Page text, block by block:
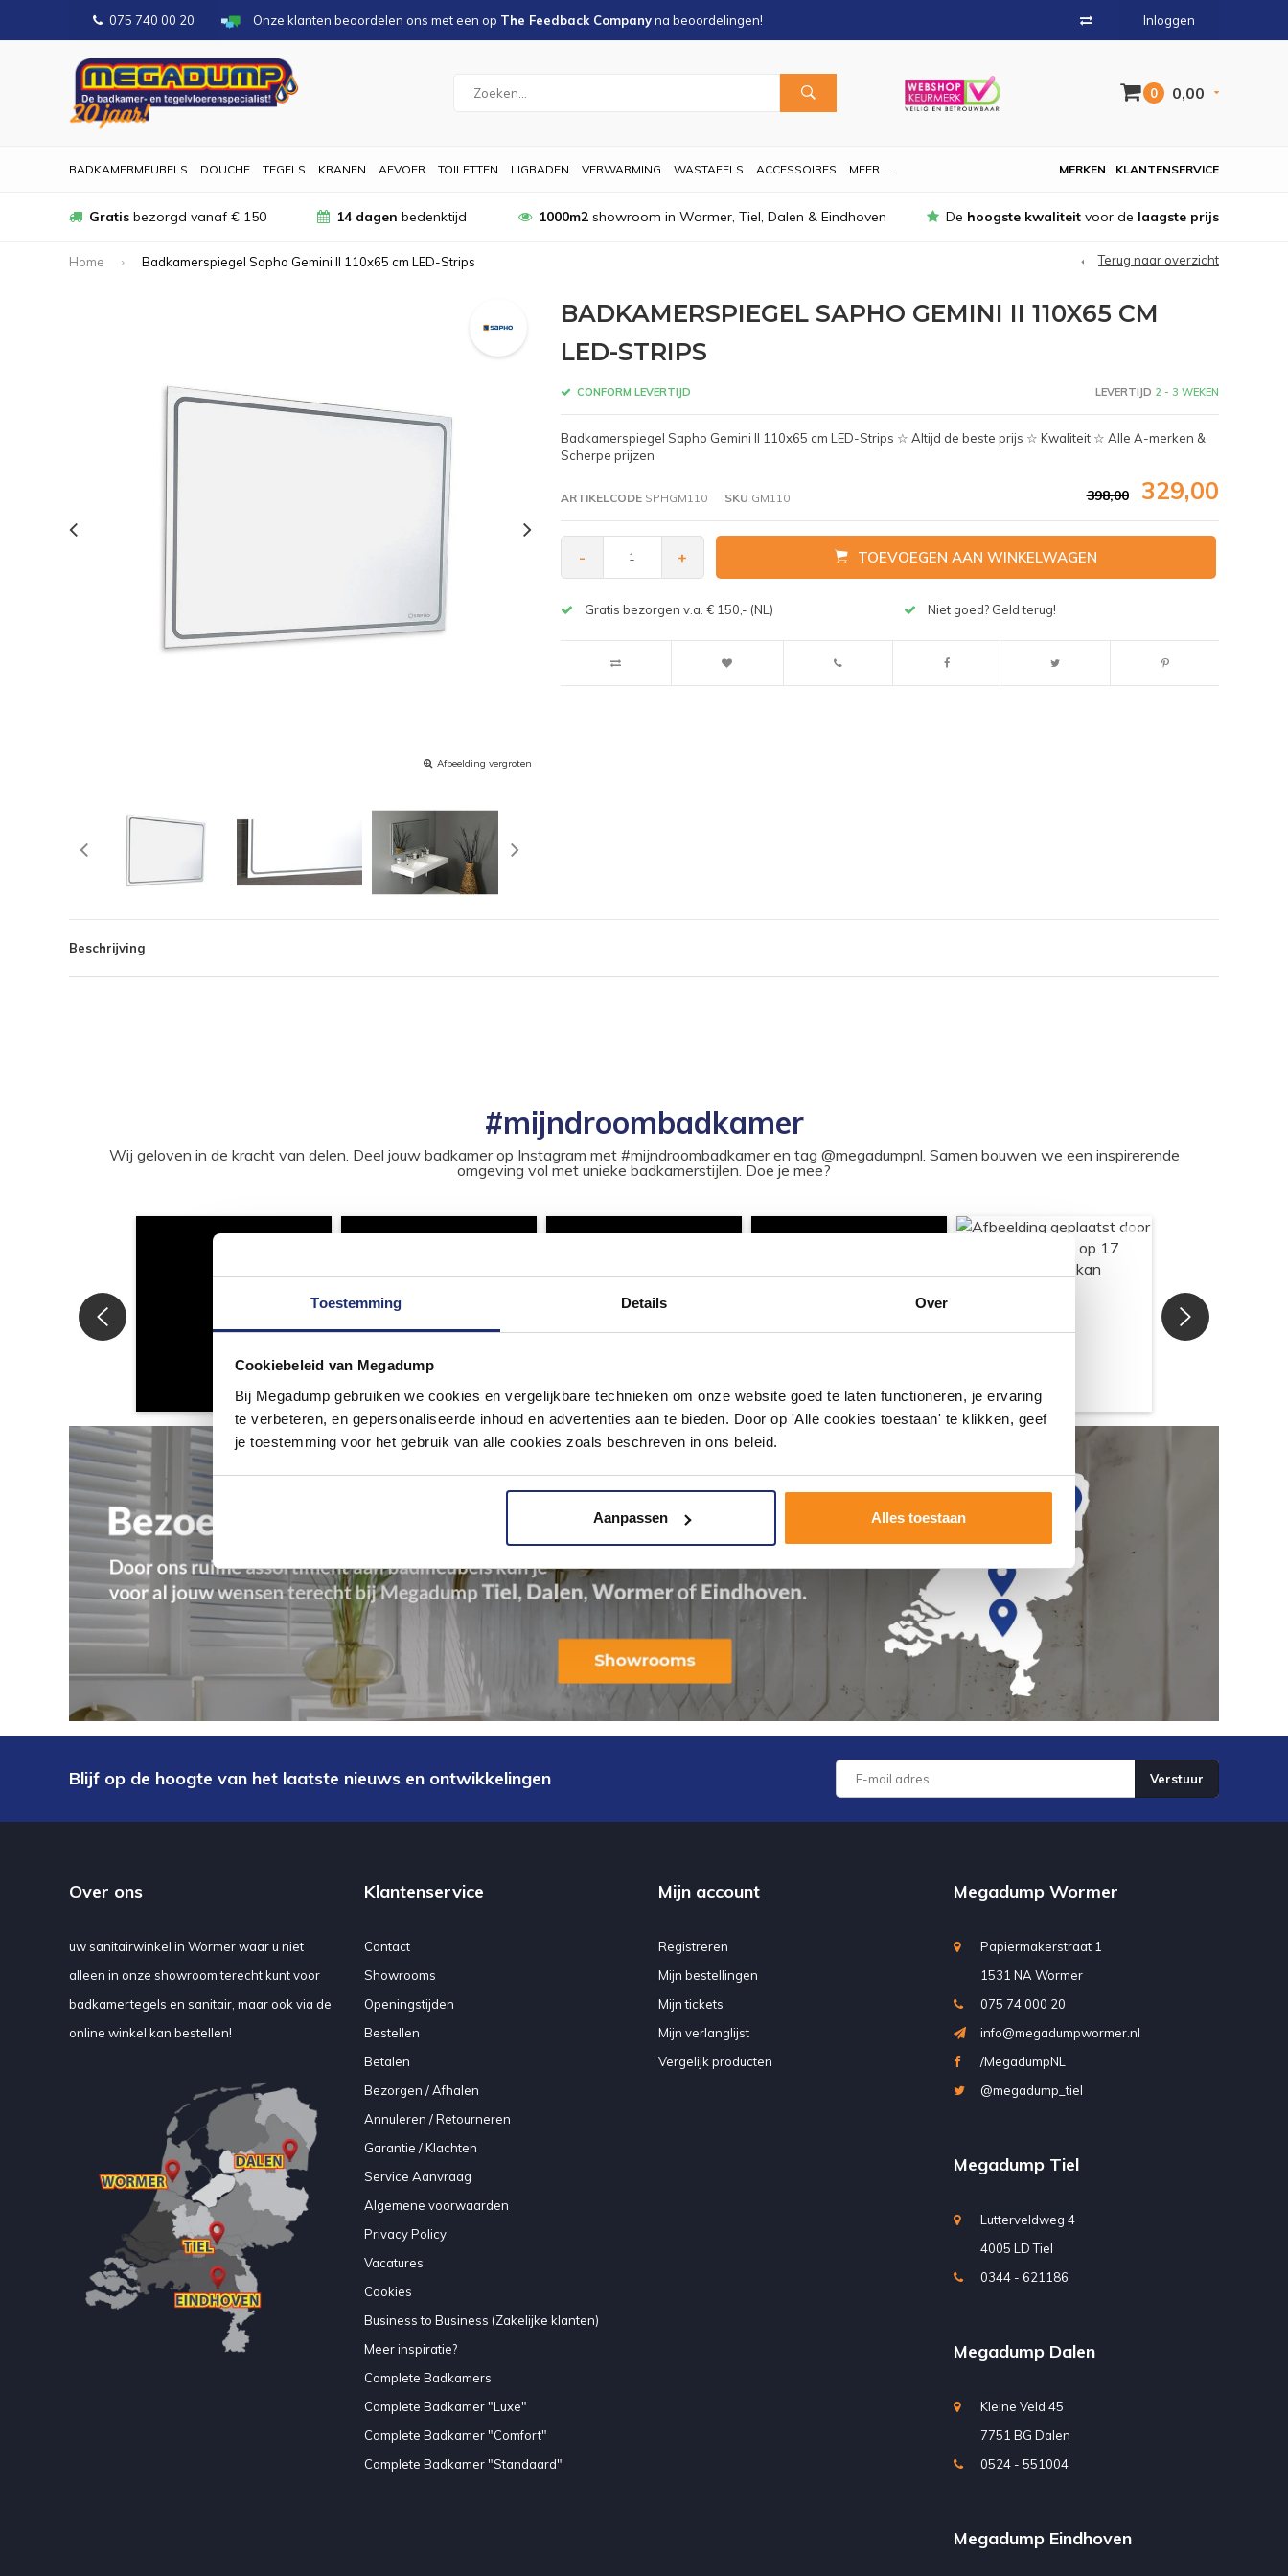
Toestemming Details Over
Cookiebeleid van Megadump
Bij Megadump gebruiken we cookies en vergelijkbare technieken om onze website goed te laten functioneren, je ervaring
te verbeteren, en gepersonaliseerde inhoud en advertenties aan te bieden. Door op 'Alle cookies toestaan' te klikken, geef
je toestemming voor het gebruik van alle cookies zoals beschreven in ons beleid.
Aanpassen Alles toestaan
075 740 00 20 Onze klanten beoordelen ons met een op The Feedback Companyna beoordelingen! Inloggen
0 0,00
BADKAMERMEUBELS DOUCHE TEGELS KRANEN AFVOER TOILETTEN LIGBADEN VERWARMING WASTAFELS ACCESSOIRES MEER.... KLANTENSERVICE
MERKEN
Gratis bezorgd vanaf € 150 14 dagen bedenktijd 1000m2showroom in Wormer, Tiel, Dalen & Eindhoven De hoogste kwaliteit voor de laagste prijs
Home Badkamerspiegel Sapho Gemini II 110x65 cm LED-Strips Terug naar overzicht
Afbeelding vergroten
BADKAMERSPIEGEL SAPHO GEMINI II 110X65 CM
LED-STRIPS
CONFORM LEVERTIJD LEVERTIJD 2 - 3 WEKEN
Badkamerspiegel Sapho Gemini II 110x65 cm LED-Strips ☆ Altijd de beste prijs ☆ Kwaliteit ☆ Alle A-merken &
Scherpe prijzen
ARTIKELCODESPHGM110 SKU GM110 398,00 329,00
- + TOEVOEGEN AAN WINKELWAGEN
Gratis bezorgen v.a. € 150,- (NL) Niet goed? Geld terug!
Beschrijving
#mijndroombadkamer
Wij geloven in de kracht van delen. Deel jouw badkamer op Instagram met #mijndroombadkamer en tag @megadumpnl. Samen bouwen we een inspirerende
omgeving vol met unieke badkamerstijlen. Doe je mee?
Blijf op de hoogte van het laatste nieuws en ontwikkelingen Verstuur
Over ons
uw sanitairwinkel in Wormer waar u niet
alleen in onze showroom terecht kunt voor
badkamertegels en sanitair, maar ook via de
online winkel kan bestellen!
Klantenservice
Contact
Showrooms
Openingstijden
Bestellen
Betalen
Bezorgen / Afhalen
Annuleren / Retourneren
Garantie / Klachten
Service Aanvraag
Algemene voorwaarden
Privacy Policy
Vacatures
Cookies
Business to Business (Zakelijke klanten)
Meer inspiratie?
Complete Badkamers
Complete Badkamer "Luxe"
Complete Badkamer "Comfort"
Complete Badkamer "Standaard"
Mijn account
Registreren
Mijn bestellingen
Mijn tickets
Mijn verlanglijst
Vergelijk producten
Megadump Wormer
Papiermakerstraat 1
1531 NA Wormer
075 74 000 20
info@megadumpwormer.nl
/MegadumpNL
@megadump_tiel
Megadump Tiel
Lutterveldweg 4
4005 LD Tiel
0344 - 621186
Megadump Dalen
Kleine Veld 45
7751 BG Dalen
0524 - 551004
Megadump Eindhoven